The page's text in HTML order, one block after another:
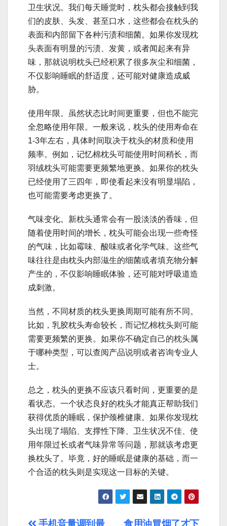
卫生状况。我们每天睡觉时，枕头都会接触到我
们的皮肤、头发、甚至口水，这些都会在枕头的
表面和内部留下各种污渍和细菌。如果你发现枕
头表面有明显的污渍、发黄，或者闻起来有异
味，那就说明枕头已经积累了很多灰尘和细菌，
不仅影响睡眠的舒适度，还可能对健康造成威
胁。
使用年限。虽然状态比时间更重要，但也不能完
全忽略使用年限。一般来说，枕头的使用寿命在
1-3年左右，具体时间取决于枕头的材质和使用
频率。例如，记忆棉枕头可能使用时间稍长，而
羽绒枕头可能需要更频繁地更换。如果你的枕头
已经使用了三四年，即使看起来没有明显塌陷，
也可能需要考虑更换了。
气味变化。新枕头通常会有一股淡淡的香味，但
随着使用时间的增长，枕头可能会出现一些奇怪
的气味，比如霉味、酸味或者化学气味。这些气
味往往是由枕头内部滋生的细菌或者填充物分解
产生的，不仅影响睡眠体验，还可能对呼吸道造
成刺激。
当然，不同材质的枕头更换周期可能有所不同。
比如，乳胶枕头寿命较长，而记忆棉枕头则可能
需要更频繁的更换。如果你不确定自己的枕头属
于哪种类型，可以查阅产品说明或者咨询专业人
士。
总之，枕头的更换不应该只看时间，更重要的是
看状态。一个状态良好的枕头才能真正帮助我们
获得优质的睡眠，保护颈椎健康。如果你发现枕
头出现了塌陷、支撑性下降、卫生状况不佳、使
用年限过长或者气味异常等问题，那就该考虑更
换枕头了。毕竟，好的睡眠是健康的基础，而一
个合适的枕头则是实现这一目标的关键。